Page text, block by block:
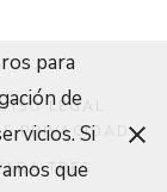
LEGAL
PRIVACIDAD
TRES
para
de
Si
que